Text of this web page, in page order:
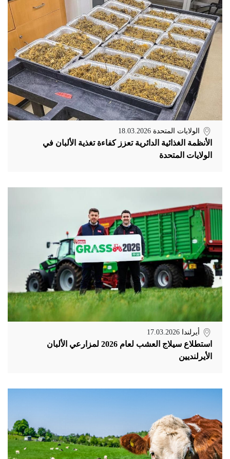
الولايات المتحدة 18.03.2026
الأنظمة الغذائية الدائرية تعزز كفاءة تغذية الألبان في
الولايات المتحدة
أيرلندا 17.03.2026
استطلاع سيلاج العشب لعام 2026 لمزارعي الألبان
الأيرلنديين